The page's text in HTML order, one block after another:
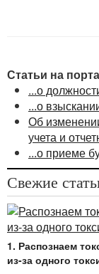
ТК).
Статьи на
...о
...о
Об
учета и
...о приеме
Свежие
1. Распознаем
из-за одного